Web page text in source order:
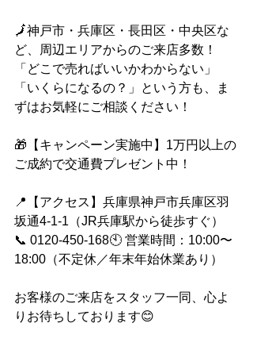
🗾神戸市・兵庫区・長田区・中央区な
ど、周辺エリアからのご来店多数！
「どこで売ればいいかわからない」
「いくらになるの？」という方も、ま
ずはお気軽にご相談ください！
🎁【キャンペーン実施中】1万円以上の
ご成約で交通費プレゼント中！
📍【アクセス】兵庫県神戸市兵庫区羽
坂通4-1-1（JR兵庫駅から徒歩すぐ）
📞 0120-450-168🕙 営業時間：10:00〜
18:00（不定休／年末年始休業あり）
お客様のご来店をスタッフ一同、心よ
りお待ちしております😊